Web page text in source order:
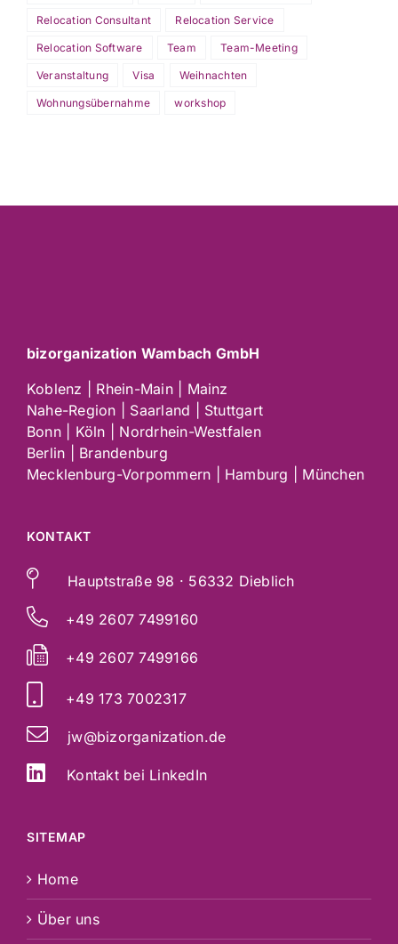
Relocation Consultant Relocation Service
Relocation Software Team Team-Meeting
Veranstaltung Visa Weihnachten
Wohnungsübernahme workshop
bizorganization Wambach GmbH
Koblenz | Rhein-Main | Mainz
Nahe-Region | Saarland | Stuttgart
Bonn | Köln | Nordrhein-Westfalen
Berlin | Brandenburg
Mecklenburg-Vorpommern | Hamburg | München
KONTAKT
Hauptstraße 98 · 56332 Dieblich
+49 2607 7499160
+49 2607 7499166
+49 173 7002317
jw@bizorganization.de
Kontakt bei LinkedIn
SITEMAP
Home
Über uns